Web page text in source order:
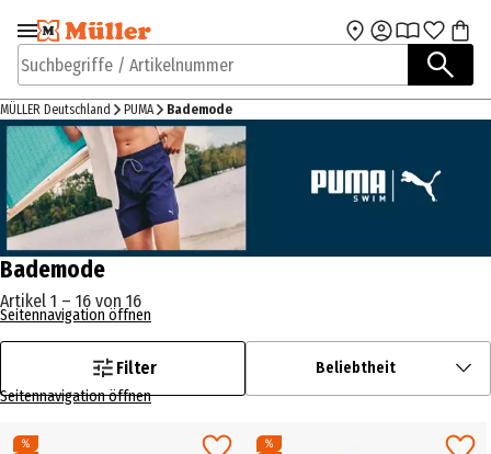
Zur Navigation
springen
Zum Hauptinhalt
Suchbegriffe / Artikelnummer
MÜLLER Deutschland PUMA Bademode
Bademode
Artikel 1 – 16 von 16
Seitennavigation öffnen
Filter
Beliebtheit
Seitennavigation öffnen